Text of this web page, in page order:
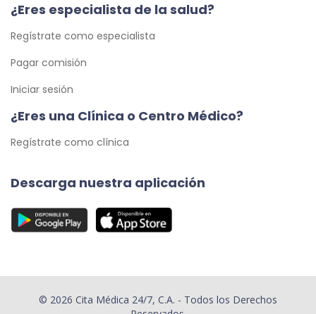
¿Eres especialista de la salud?
Regístrate como especialista
Pagar comisión
Iniciar sesión
¿Eres una Clínica o Centro Médico?
Regístrate como clínica
Descarga nuestra aplicación
© 2026 Cita Médica 24/7, C.A. - Todos los Derechos